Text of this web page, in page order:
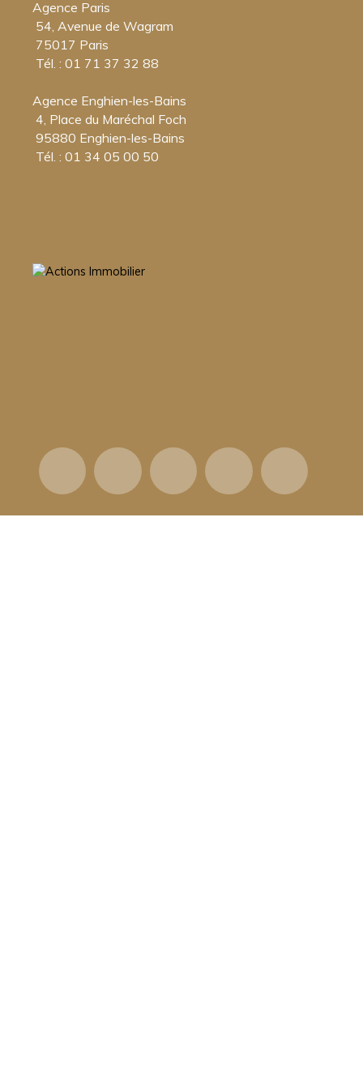
Agence Paris
54, Avenue de Wagram
75017 Paris
Tél. : 01 71 37 32 88
Agence Enghien-les-Bains
4, Place du Maréchal Foch
95880 Enghien-les-Bains
Tél. : 01 34 05 00 50